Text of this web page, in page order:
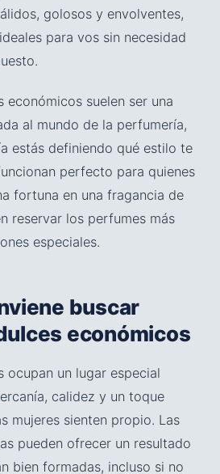
golosos y envolventes,
para vos sin necesidad
económicos suelen ser una
al mundo de la perfumería,
estás definiendo qué estilo te
perfecto para quienes
fortuna en una fragancia de
reservar los perfumes más
especiales.
buscar
económicos
ocupan un lugar especial
calidez y un toque
mujeres sienten propio. Las
pueden ofrecer un resultado
bien formadas, incluso si no